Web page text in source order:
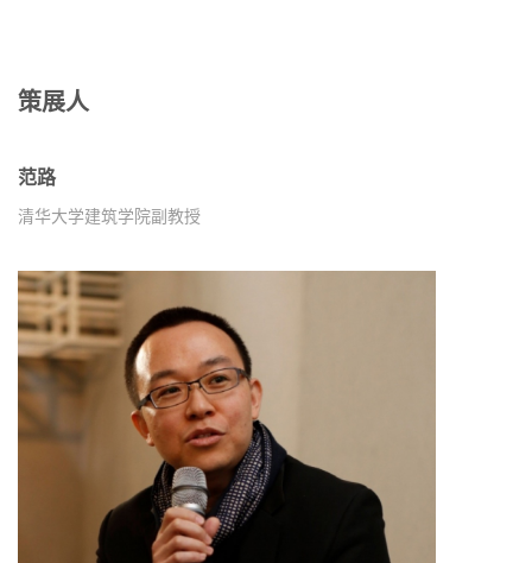
策展人
范路
清华大学建筑学院副教授